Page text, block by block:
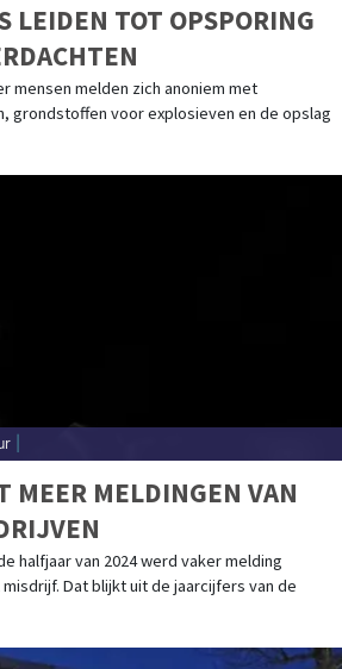
LEIDEN TOT OPSPORING
mensen melden zich anoniem met
grondstoffen voor explosieven en de opslag
MEER MELDINGEN VAN
halfjaar van 2024 werd vaker melding
Dat blijkt uit de jaarcijfers van de